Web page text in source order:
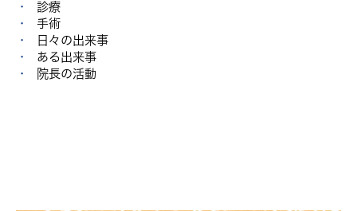
診療
手術
日々の出来事
ある出来事
院長の活動